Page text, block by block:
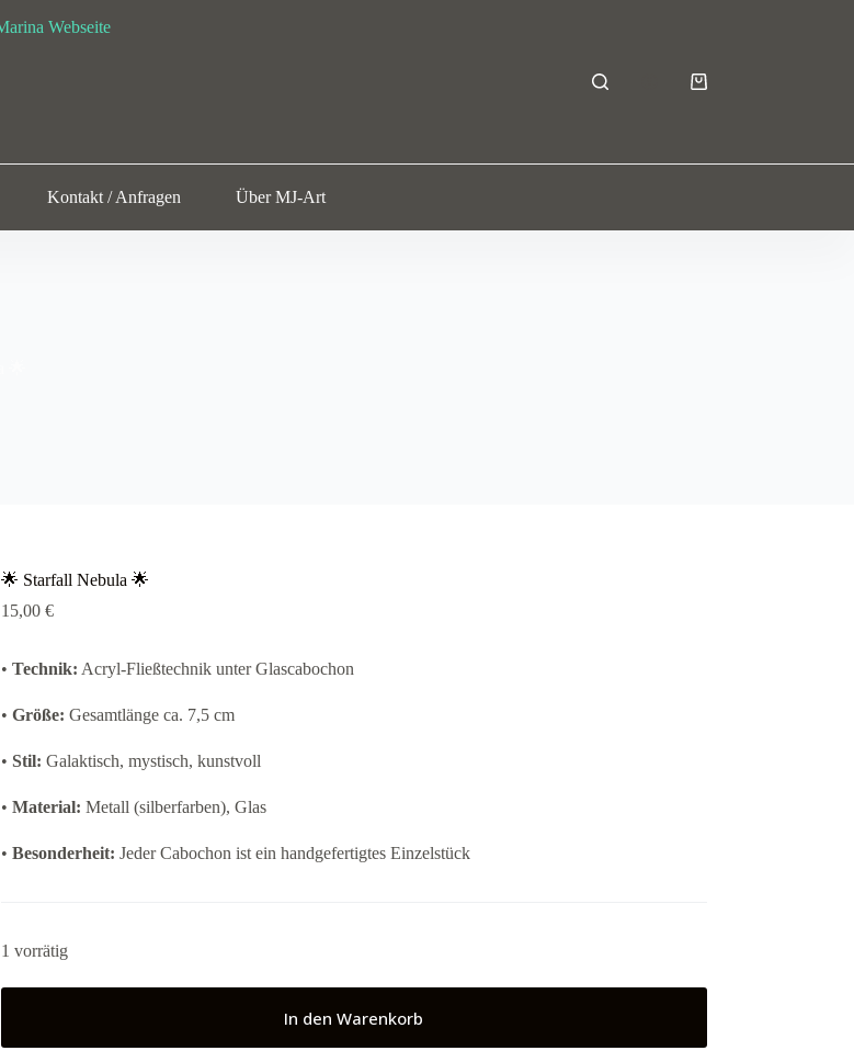
Kontakt / Anfragen Über MJ-Art
🌟 Starfall Nebula 🌟
15,00€
•Technik: Acryl-Fließtechnik unter Glascabochon
•Größe: Gesamtlänge ca. 7,5 cm
•Stil: Galaktisch, mystisch, kunstvoll
•Material: Metall (silberfarben), Glas
•Besonderheit: Jeder Cabochon ist ein handgefertigtes Einzelstück
1 vorrätig
In den Warenkorb